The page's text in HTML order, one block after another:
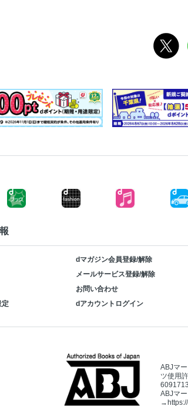
dマガジン会員登録/解除
メールサービス登録/解除
お問い合わせ
定
dアカウントログイン
ABJマ
ツ使用
ABJマ
→